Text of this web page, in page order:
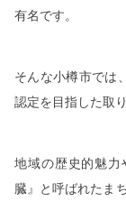
有名です。
そんな小樽市では
認定を目指した取
地域の歴史的魅
臓』と呼ばれたま